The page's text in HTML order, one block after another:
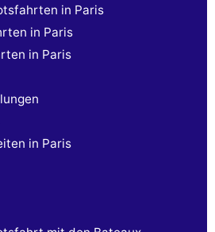
in Paris
in Paris
in Paris
in Paris